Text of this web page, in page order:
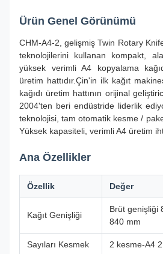
Ürün Genel Görünümü
CHM-A4-2, gelişmiş Twin Rotary
teknolojilerini kullanan kompakt,
yüksek verimli A4 kopyalama
üretim hattıdır.Çin'in ilk kağıt
kağıdı üretim hattının orijinal
2004'ten beri endüstride liderlik
teknolojisi, tam otomatik kesme /
Yüksek kapasiteli, verimli A4 üretim
Ana Özellikler
Özellik Değer
Kağıt Genişliği
Brüt genişliği
840 mm
Sayıları Kesmek 2 kesme-A4